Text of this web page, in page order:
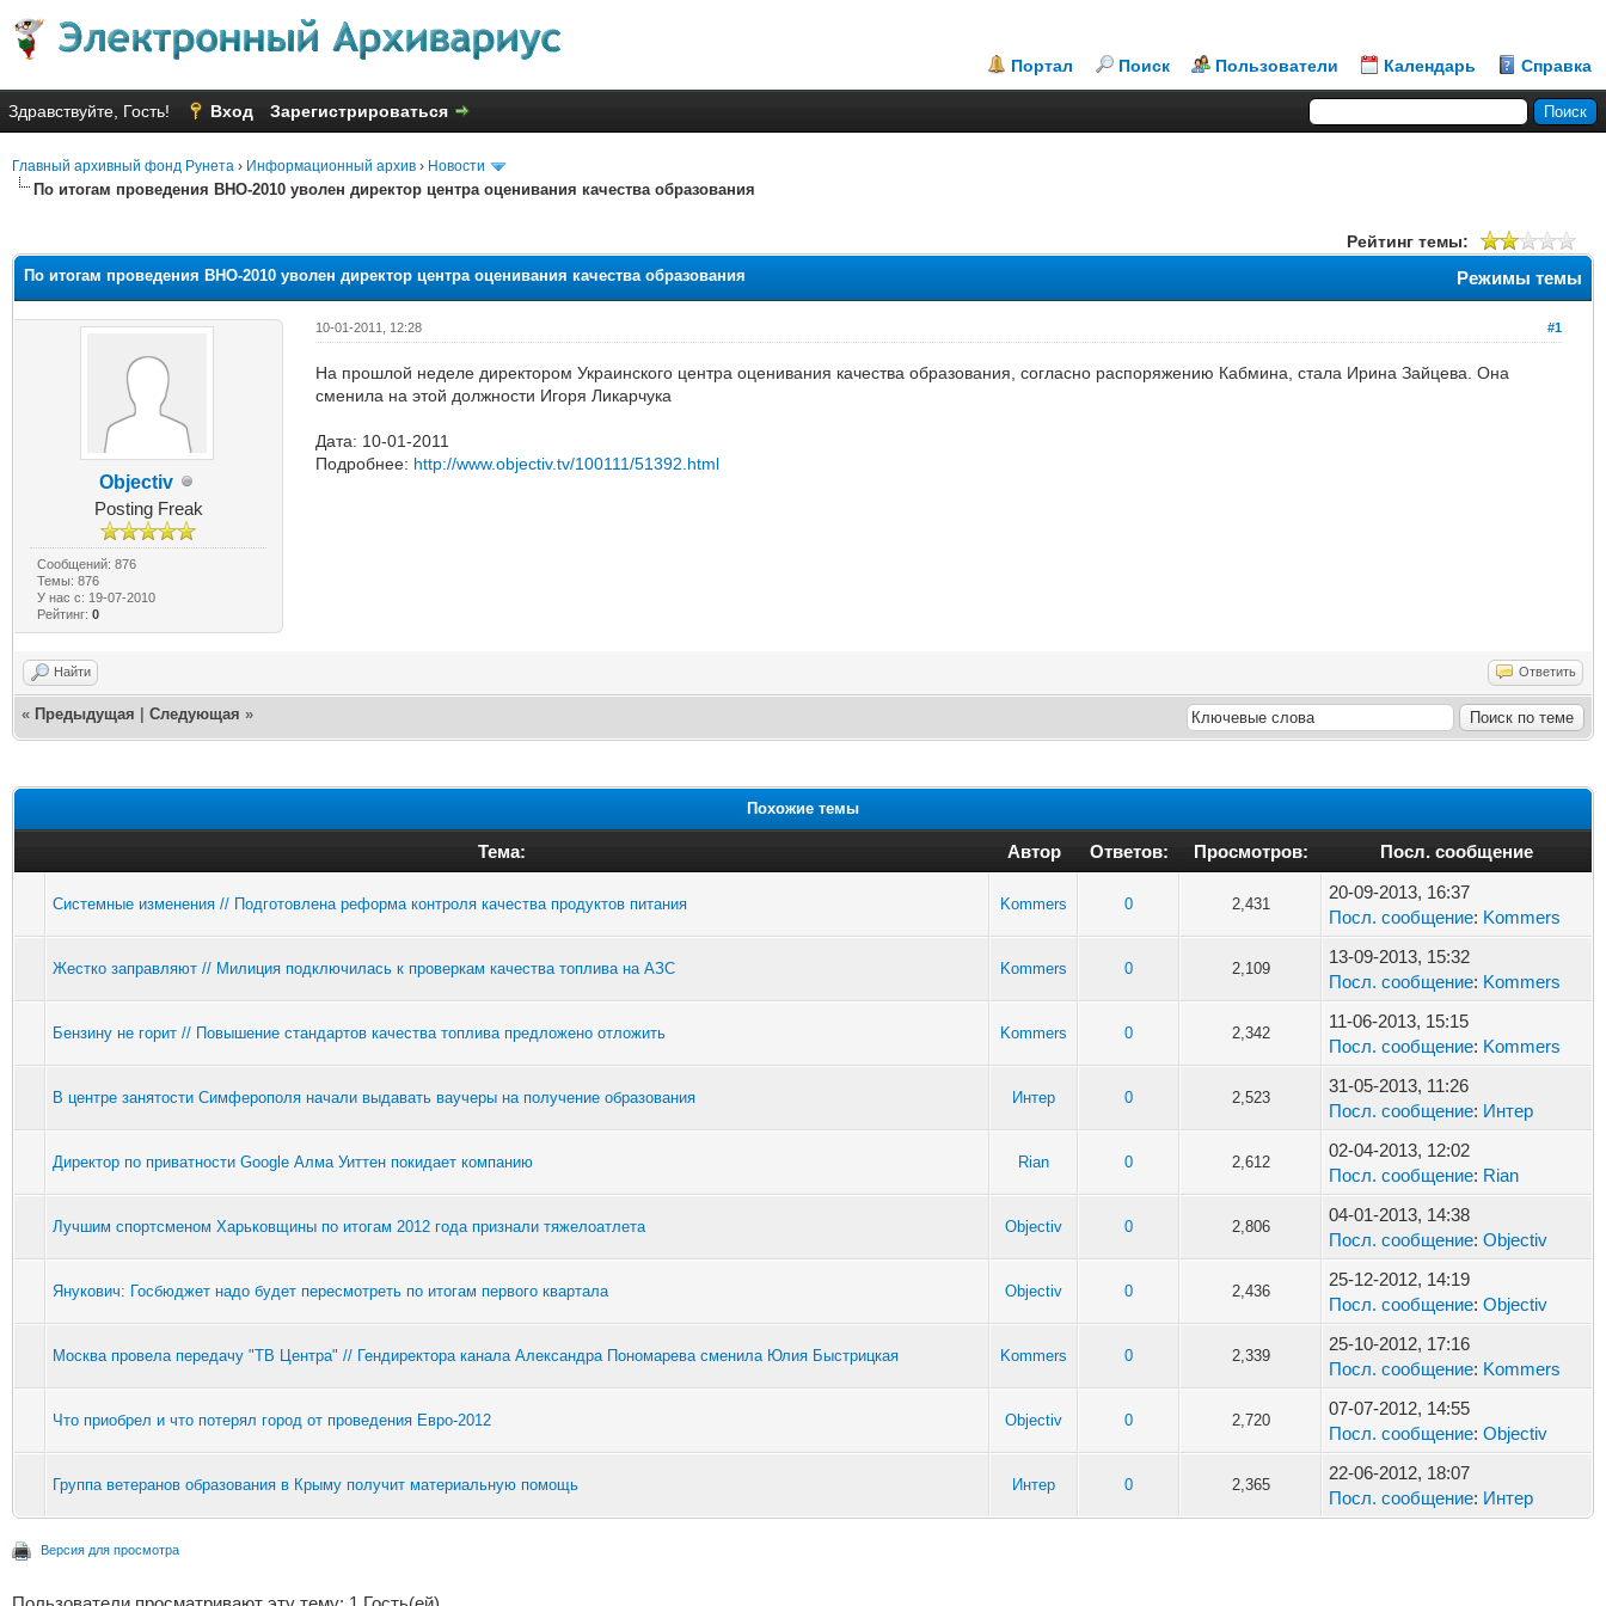
Портал Поиск Пользователи Календарь Справка
Здравствуйте, Гость! Вход Зарегистрироваться
Главный архивный фонд Рунета › Информационный архив › Новости
По итогам проведения ВНО-2010 уволен директор центра оценивания качества образования
Рейтинг темы:
Режимы темы
По итогам проведения ВНО-2010 уволен директор центра оценивания качества образования
Objectiv
Posting Freak
Сообщений: 876
Темы: 876
У нас с: 19-07-2010
Рейтинг:0
#1
10-01-2011, 12:28
На прошлой неделе директором Украинского центра оценивания качества образования, согласно распоряжению Кабмина, стала Ирина Зайцева. Она
сменила на этой должности Игоря Ликарчука
Дата: 10-01-2011
Подробнее: http://www.objectiv.tv/100111/51392.html
Найти Ответить
« Предыдущая Следующая »
Похожие темы
Тема: Автор Ответов: Просмотров: Посл. сообщение
Системные изменения // Подготовлена реформа контроля качества продуктов питания Kommers 0 2,431
20-09-2013, 16:37
Посл. сообщение: Kommers
Жестко заправляют // Милиция подключилась к проверкам качества топлива на АЗС Kommers 0 2,109
13-09-2013, 15:32
Посл. сообщение: Kommers
Бензину не горит // Повышение стандартов качества топлива предложено отложить Kommers 0 2,342
11-06-2013, 15:15
Посл. сообщение: Kommers
В центре занятости Симферополя начали выдавать ваучеры на получение образования Интер 0 2,523
31-05-2013, 11:26
Посл. сообщение: Интер
Директор по приватности Google Алма Уиттен покидает компанию Rian 0 2,612
02-04-2013, 12:02
Посл. сообщение: Rian
Лучшим спортсменом Харьковщины по итогам 2012 года признали тяжелоатлета Objectiv 0 2,806
04-01-2013, 14:38
Посл. сообщение: Objectiv
Янукович: Госбюджет надо будет пересмотреть по итогам первого квартала Objectiv 0 2,436
25-12-2012, 14:19
Посл. сообщение: Objectiv
Москва провела передачу "ТВ Центра" // Гендиректора канала Александра Пономарева сменила Юлия Быстрицкая Kommers 0 2,339
25-10-2012, 17:16
Посл. сообщение: Kommers
Что приобрел и что потерял город от проведения Евро-2012 Objectiv 0 2,720
07-07-2012, 14:55
Посл. сообщение: Objectiv
Группа ветеранов образования в Крыму получит материальную помощь Интер 0 2,365
22-06-2012, 18:07
Посл. сообщение: Интер
Версия для просмотра